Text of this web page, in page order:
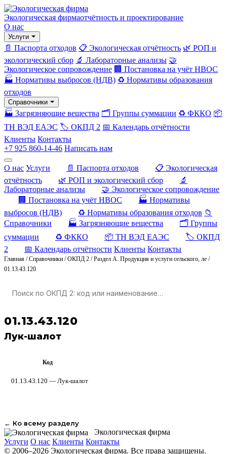
Экологическая фирмаотчётность и проектирование
О нас
Услуги
📄 Паспорта отходов 📋 Экологическая отчётность 🌿 РОП и
экологический сбор 🔬 Лабораторные анализы 🤝
Экологическое сопровождение 🏢 Постановка на учёт НВОС
🏭 Нормативы выбросов (НДВ) ♻️ Нормативы образования
отходов
Справочники
🏭 Загрязняющие вещества 🗂️ Группы суммации ♻️ ФККО 📦
ТН ВЭД ЕАЭС 🏷️ ОКПД 2 📅 Календарь отчётности
Клиенты Контакты
+7 925 860-14-46 Написать нам
О нас Услуги 📄 Паспорта отходов
📋 Экологическая
отчётность
🌿 РОП и экологический сбор
🔬
Лабораторные анализы
🤝 Экологическое сопровождение
🏢 Постановка на учёт НВОС
🏭 Нормативы
выбросов (НДВ)
♻️ Нормативы образования отходов 📁
Справочники
🏭 Загрязняющие вещества
🗂️ Группы
суммации
♻️ ФККО 📦 ТН ВЭД ЕАЭС
🏷️ ОКПД
2
📅 Календарь отчётности Клиенты Контакты
Главная /Справочники /ОКПД 2 /Раздел A. Продукция и услуги сельского, ле /
01.13.43.120
01.13.43.120
Лук-шалот
Код
01.13.43.120 — Лук-шалот
← Ко всему разделу
Экологическая фирма
Услуги О нас Клиенты Контакты
© 2006–2026 Экологическая фирма. Все права защищены.